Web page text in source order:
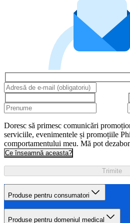
Doresc să primesc comunicări
serviciile, evenimentele și promoțiile
comportamentului meu. Mă pot
Ce înseamnă aceasta?
Trimite
Produse pentru consumatori
Produse pentru domeniul medical